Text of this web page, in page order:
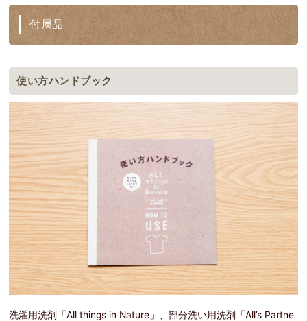
付属品
使い方ハンドブック
洗濯用洗剤「All things in Nature」、部分洗い用洗剤「All’s Partne